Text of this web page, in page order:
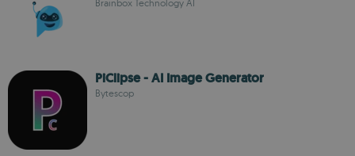
Brainbox Technology AI
PiClipse - AI Image Generator
Bytescop